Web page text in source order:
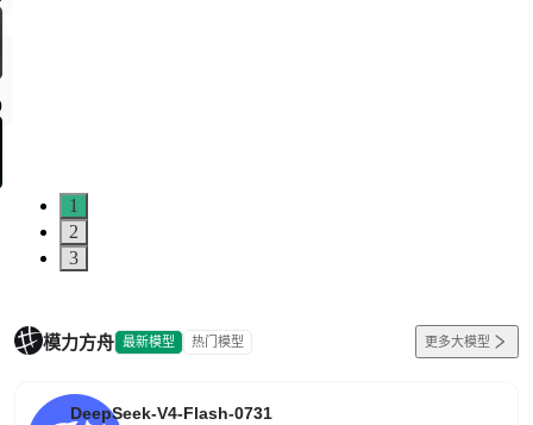
1
2
3
模力方舟 最新模型 热门模型 更多大模型
DeepSeek-V4-Flash-0731